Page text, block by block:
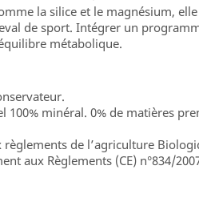
la silice et le magnésium,
de sport. Intégrer un
métabolique.
minéral. 0% de matières
de l’agriculture
aux Règlements (CE) n°834/